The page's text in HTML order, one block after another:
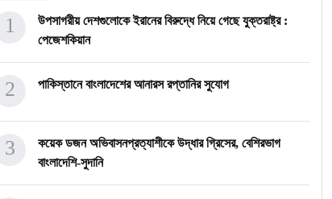
উপসাগরীয় দেশগুলোকে ইরানের বিরুদ্ধে নিয়ে গেছে যুক্তরাষ্ট্র :
পেজেশকিয়ান
1
পাকিস্তানে বাংলাদেশের আনারস রপ্তানির সুযোগ
2
কয়েক ডজন অভিবাসনপ্রত্যাশীকে উদ্ধার গ্রিসের, বেশিরভাগ
বাংলাদেশি-সুদানি
3